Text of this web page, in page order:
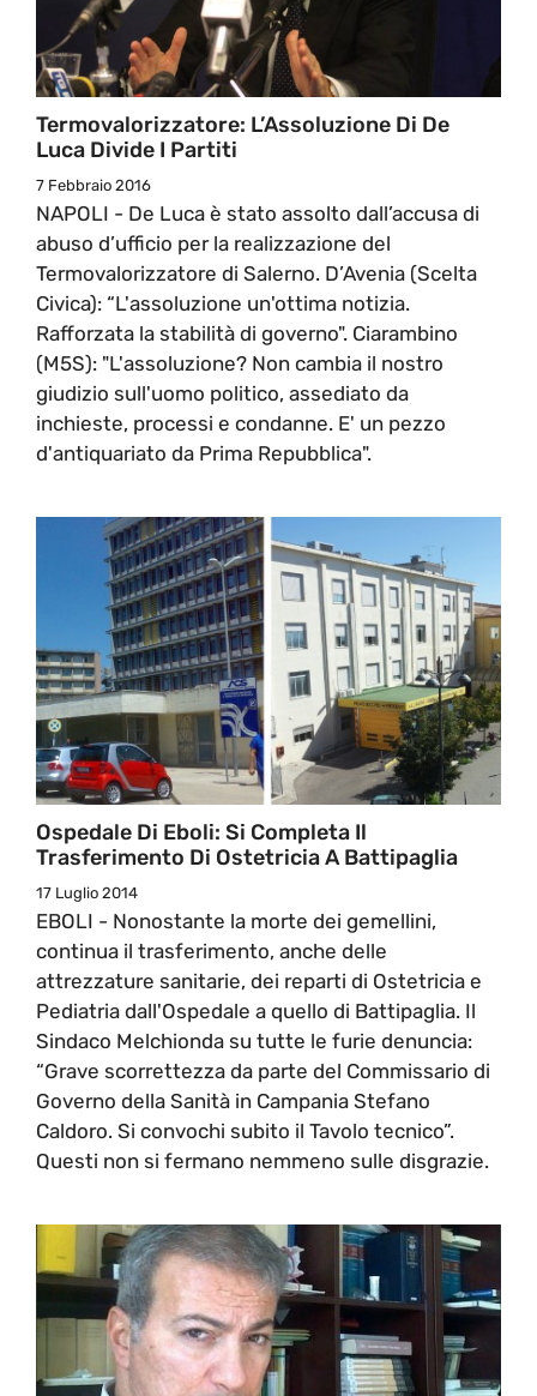
Termovalorizzatore: L’Assoluzione Di De
Luca Divide I Partiti
7 Febbraio 2016
NAPOLI - De Luca è stato assolto dall’accusa di
abuso d’ufficio per la realizzazione del
Termovalorizzatore di Salerno. D’Avenia (Scelta
Civica): “L'assoluzione un'ottima notizia.
Rafforzata la stabilità di governo". Ciarambino
(M5S): "L'assoluzione? Non cambia il nostro
giudizio sull'uomo politico, assediato da
inchieste, processi e condanne. E' un pezzo
d'antiquariato da Prima Repubblica".
Ospedale Di Eboli: Si Completa Il
Trasferimento Di Ostetricia A Battipaglia
17 Luglio 2014
EBOLI - Nonostante la morte dei gemellini,
continua il trasferimento, anche delle
attrezzature sanitarie, dei reparti di Ostetricia e
Pediatria dall'Ospedale a quello di Battipaglia. Il
Sindaco Melchionda su tutte le furie denuncia:
“Grave scorrettezza da parte del Commissario di
Governo della Sanità in Campania Stefano
Caldoro. Si convochi subito il Tavolo tecnico”.
Questi non si fermano nemmeno sulle disgrazie.